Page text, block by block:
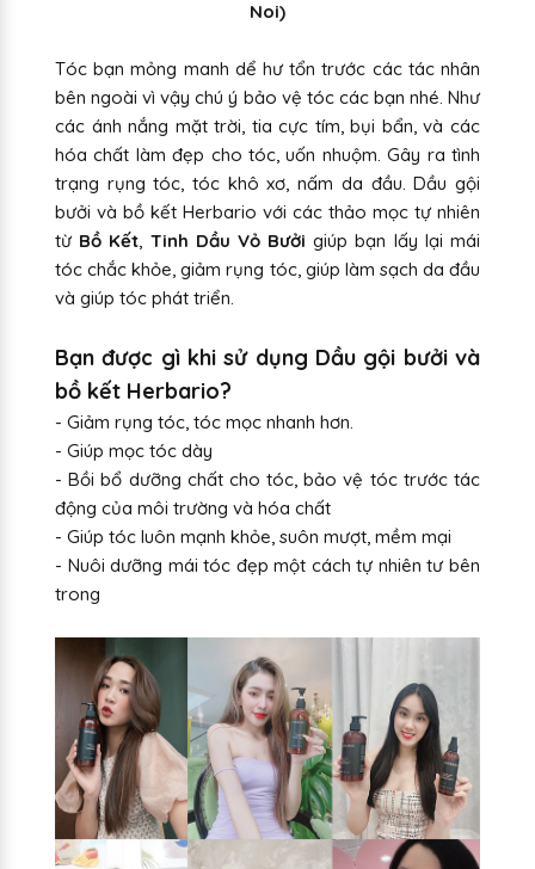
Noi)
Tóc bạn mỏng manh dể hư tổn trước các tác nhân
bên ngoài vì vậy chú ý bảo vệ tóc các bạn nhé. Như
các ánh nắng mặt trời, tia cực tím, bụi bẩn, và các
hóa chất làm đẹp cho tóc, uốn nhuộm. Gây ra tình
trạng rụng tóc, tóc khô xơ, nấm da đầu. Dầu gội
bưởi và bồ kết Herbario với các thảo mọc tự nhiên
từ Bồ Kết Tinh Dầu Vỏ Bưởi giúp bạn lấy lại mái
tóc chắc khỏe, giảm rụng tóc, giúp làm sạch da đầu
và giúp tóc phát triển.
Bạn được gì khi sử dụng Dầu gội bưởi và
bồ kết Herbario?
- Giảm rụng tóc, tóc mọc nhanh hơn.
- Giúp mọc tóc dày
- Bồi bổ dưỡng chất cho tóc, bảo vệ tóc trước tác
động của môi trường và hóa chất
- Giúp tóc luôn mạnh khỏe, suôn mượt, mềm mại
- Nuôi dưỡng mái tóc đẹp một cách tự nhiên tư bên
trong